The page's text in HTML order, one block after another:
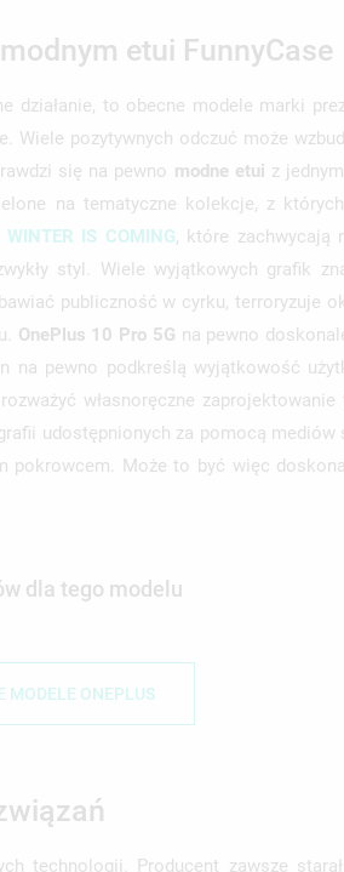
etui FunnyCase
działanie, to obecne modele marki
pozytywnych odczuć może
się na pewno modne etui z
na tematyczne kolekcje, z
IS COMING, które zachwycają
styl. Wiele wyjątkowych grafik
publiczność w cyrku, terroryzuje
OnePlus 10 Pro 5G na pewno
na pewno podkreślą wyjątkowość
własnoręczne
udostępnionych za pomocą mediów
Może to być więc
dla tego modelu
MODELE ONEPLUS
technologii. Producent zawsze
add_circle_outline UTWÓRZ NOWĄ LISTĘ